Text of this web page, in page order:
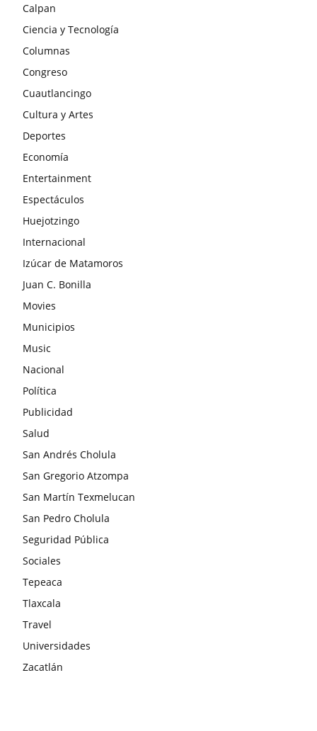
Calpan
Ciencia y Tecnología
Columnas
Congreso
Cuautlancingo
Cultura y Artes
Deportes
Economía
Entertainment
Espectáculos
Huejotzingo
Internacional
Izúcar de Matamoros
Juan C. Bonilla
Movies
Municipios
Music
Nacional
Política
Publicidad
Salud
San Andrés Cholula
San Gregorio Atzompa
San Martín Texmelucan
San Pedro Cholula
Seguridad Pública
Sociales
Tepeaca
Tlaxcala
Travel
Universidades
Zacatlán